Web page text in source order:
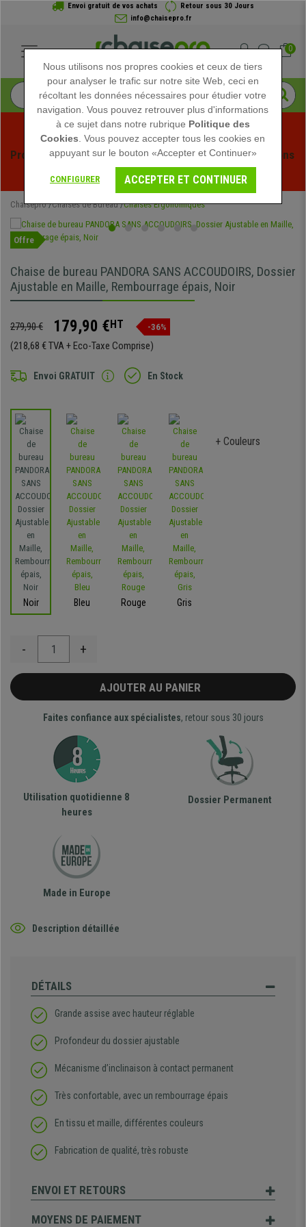
Envoi gratuit de vos achats
Retour sous 30 Jours
info@chaisepro.fr
0
Profitez des soldes d'été chez Chaisepro ! Des réductions
exclusives pour une durée limitée - Voir l'offre
Chaisepro Chaises de Bureau Chaises Ergonomiques
Offre
Chaise de bureau PANDORA SANS ACCOUDOIRS, Dossier
Ajustable en Maille, Rembourrage épais, Noir
279,90 € 179,90 €HT -36%
(218,68 € TVA + Eco-Taxe Comprise)
Envoi GRATUIT En Stock
Noir Bleu Rouge Gris
+ Couleurs
- +
AJOUTER AU PANIER
Faites confiance aux spécialistes, retour sous 30 jours
Utilisation quotidienne 8
heures
Dossier Permanent
Made in Europe
Description détaillée
DÉTAILS
Grande assise avec hauteur réglable
Profondeur du dossier ajustable
Mécanisme d’inclinaison à contact permanent
Très confortable, avec un rembourrage épais
En tissu et maille, différentes couleurs
Fabrication de qualité, très robuste
ENVOI ET RETOURS
MOYENS DE PAIEMENT
Nous utilisons nos propres cookies et ceux de tiers
pour analyser le trafic sur notre site Web, ceci en
récoltant les données nécessaires pour étudier votre
navigation. Vous pouvez retrouver plus d'informations
à ce sujet dans notre rubrique Politique des
Cookies . Vous pouvez accepter tous les cookies en
appuyant sur le bouton «Accepter et Continuer»
CONFIGURER ACCEPTER ET CONTINUER